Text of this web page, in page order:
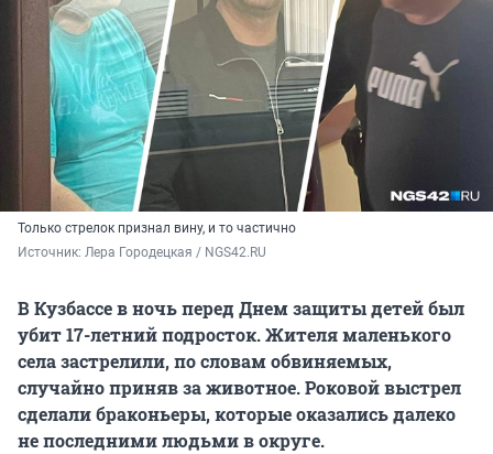
Только стрелок признал вину, и то частично
Источник: Лера Городецкая / NGS42.RU
В Кузбассе в ночь перед Днем защиты детей был
убит 17-летний подросток. Жителя маленького
села застрелили, по словам обвиняемых,
случайно приняв за животное. Роковой выстрел
сделали браконьеры, которые оказались далеко
не последними людьми в округе.